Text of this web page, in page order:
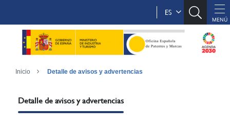
ES
Inicio Detalle de avisos y advertencias
Detalle de avisos y advertencias